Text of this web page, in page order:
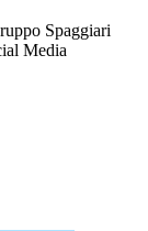
Spaggiari
Media